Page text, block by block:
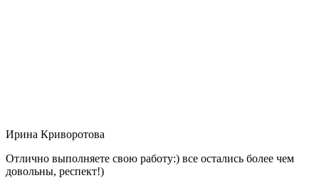
Ирина Криворотова
Отлично выполняете свою работу:) все остались более чем
довольны, респект!)